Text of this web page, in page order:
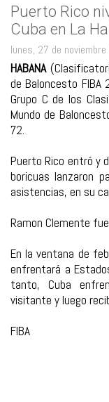
Puerto Rico
Cuba en La
lunes, 27 de
HABANA
de Baloncesto FIBA
Grupo C de los
Mundo de
72.
Puerto Rico entró y
boricuas lanzaron
asistencias, en su
Ramon Clemente
En la ventana de
enfrentará a
tanto, Cuba
visitante y luego
FIBA